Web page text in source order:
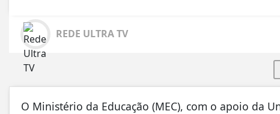
REDE ULTRA TV
O Ministério da Educação (MEC), com o apoio da